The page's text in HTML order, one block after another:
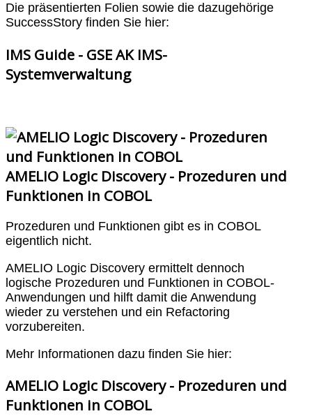
Die präsentierten Folien sowie die dazugehörige
SuccessStory finden Sie hier:
IMS Guide - GSE AK IMS-
Systemverwaltung
AMELIO Logic Discovery - Prozeduren und
Funktionen in COBOL
Prozeduren und Funktionen gibt es in COBOL
eigentlich nicht.
AMELIO Logic Discovery ermittelt dennoch
logische Prozeduren und Funktionen in COBOL-
Anwendungen und hilft damit die Anwendung
wieder zu verstehen und ein Refactoring
vorzubereiten.
Mehr Informationen dazu finden Sie hier:
AMELIO Logic Discovery - Prozeduren und
Funktionen in COBOL